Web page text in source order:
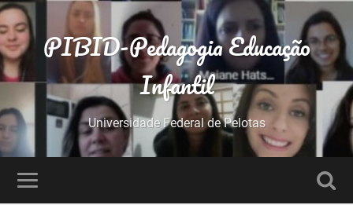
PIBID-Pedagogia Educação
Infantil
Universidade Federal de Pelotas